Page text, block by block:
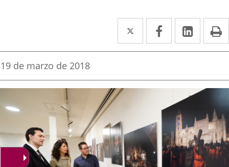
Twitter
Enlace
a
aplicación
Facebook
Enlace
a
aplicación
externa.
Enlace
a
Fecha
la
19 de marzo de 2018